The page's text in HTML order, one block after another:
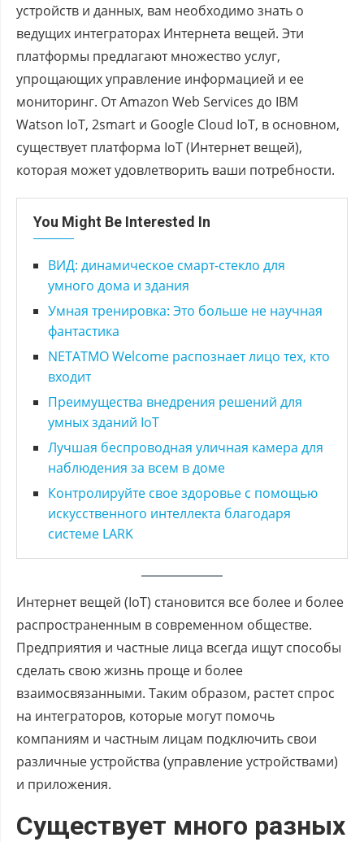
устройств и данных, вам необходимо знать о
ведущих интеграторах Интернета вещей. Эти
платформы предлагают множество услуг,
упрощающих управление информацией и ее
мониторинг. От Amazon Web Services до IBM
Watson IoT, 2smart и Google Cloud IoT, в основном,
существует платформа IoT (Интернет вещей),
которая может удовлетворить ваши потребности.
You Might Be Interested In
ВИД: динамическое смарт-стекло для
умного дома и здания
Умная тренировка: Это больше не научная
фантастика
NETATMO Welcome распознает лицо тех, кто
входит
Преимущества внедрения решений для
умных зданий IoT
Лучшая беспроводная уличная камера для
наблюдения за всем в доме
Контролируйте свое здоровье с помощью
искусственного интеллекта благодаря
системе LARK
Интернет вещей (IoT) становится все более и более
распространенным в современном обществе.
Предприятия и частные лица всегда ищут способы
сделать свою жизнь проще и более
взаимосвязанными. Таким образом, растет спрос
на интеграторов, которые могут помочь
компаниям и частным лицам подключить свои
различные устройства (управление устройствами)
и приложения.
Существует много разных